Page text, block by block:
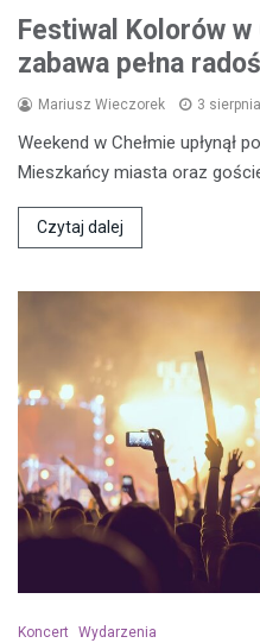
Festiwal Kolorów w
zabawa pełna
Mariusz Wieczorek 3
Weekend w Chełmie upłynął
Mieszkańcy miasta oraz
Czytaj dalej
Koncert Wydarzenia